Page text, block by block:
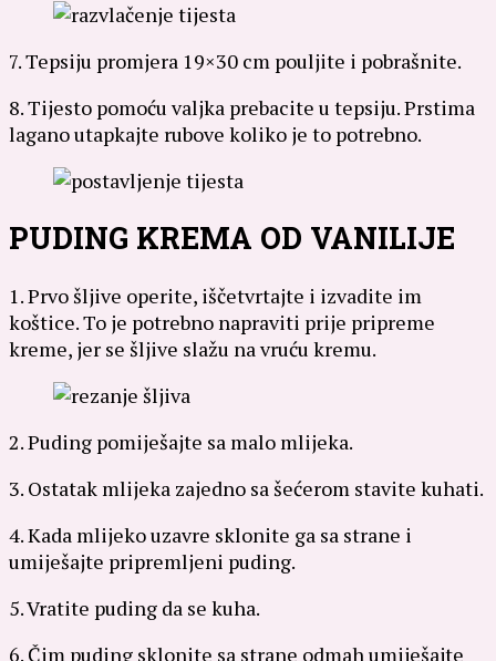
7. Tepsiju promjera 19×30 cm pouljite i pobrašnite.
8. Tijesto pomoću valjka prebacite u tepsiju. Prstima
lagano utapkajte rubove koliko je to potrebno.
PUDING KREMA OD VANILIJE
1. Prvo šljive operite, iščetvrtajte i izvadite im
koštice. To je potrebno napraviti prije pripreme
kreme, jer se šljive slažu na vruću kremu.
2. Puding pomiješajte sa malo mlijeka.
3. Ostatak mlijeka zajedno sa šećerom stavite kuhati.
4. Kada mlijeko uzavre sklonite ga sa strane i
umiješajte pripremljeni puding.
5. Vratite puding da se kuha.
6. Čim puding sklonite sa strane odmah umiješajte